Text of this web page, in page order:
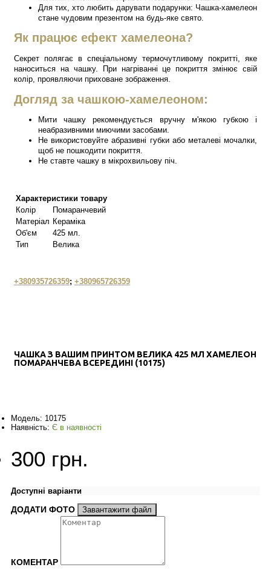
Для тих, хто любить дарувати подарунки: Чашка-хамелеон
стане чудовим презентом на будь-яке свято.
Як працює ефект хамелеона?
Секрет полягає в спеціальному термочутливому покритті, яке
наноситься на чашку. При нагріванні це покриття змінює свій
колір, проявляючи приховане зображення.
Догляд за чашкою-хамелеоном:
Мити чашку рекомендується вручну м'якою губкою і
неабразивними миючими засобами.
Не використовуйте абразивні губки або металеві мочалки,
щоб не пошкодити покриття.
Не ставте чашку в мікрохвильову піч.
Характеристики товару
Колір
Помаранчевий
Матеріал Кераміка
Об'єм
425 мл.
Тип
Велика
+380935726359; +380965726359
ЧАШКА З ВАШИМ ПРИНТОМ ВЕЛИКА 425 МЛ ХАМЕЛЕОН
ПОМАРАНЧЕВА ВСЕРЕДИНІ (10175)
Модель: 10175
Наявність: Є в наявності
300 грн.
Доступні варіанти
ДОДАТИ ФОТО Завантажити файл
КОМЕНТАР